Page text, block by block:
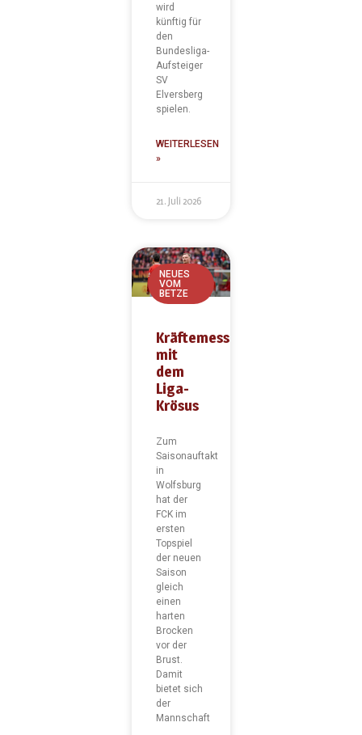
wird
künftig für
den
Bundesliga-
Aufsteiger
SV
Elversberg
spielen.
WEITERLESEN
»
21. Juli 2026
NEUES
VOM
BETZE
Kräftemessen
mit
dem
Liga-
Krösus
Zum
Saisonauftakt
in
Wolfsburg
hat der
FCK im
ersten
Topspiel
der neuen
Saison
gleich
einen
harten
Brocken
vor der
Brust.
Damit
bietet sich
der
Mannschaft